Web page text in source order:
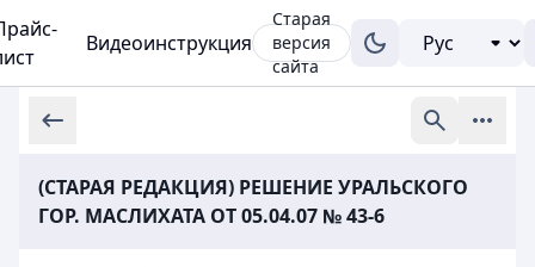
Видеоинструкция
Старая
версия
сайта
(СТАРАЯ РЕДАКЦИЯ) РЕШЕНИЕ УРАЛЬСКОГО
ГОР. МАСЛИХАТА ОТ 05.04.07 № 43-6